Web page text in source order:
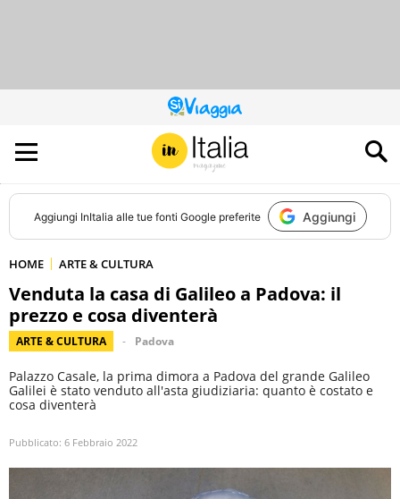
QUESTO
SITO
CONTRIBUISCE
ALL’AUDIENCE
DI
Aggiungi InItalia alle tue fonti Google preferite Aggiungi
HOME ARTE & CULTURA
Venduta la casa di Galileo a Padova: il
prezzo e cosa diventerà
ARTE & CULTURA Padova
Palazzo Casale, la prima dimora a Padova del grande Galileo
Galilei è stato venduto all'asta giudiziaria: quanto è costato e
cosa diventerà
Pubblicato: 6 Febbraio 2022